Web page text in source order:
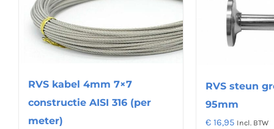
RVS kabel 4mm 7×7
constructie AISI 316 (per
meter)
RVS steun
95mm
€ 16,95 Incl. BTW